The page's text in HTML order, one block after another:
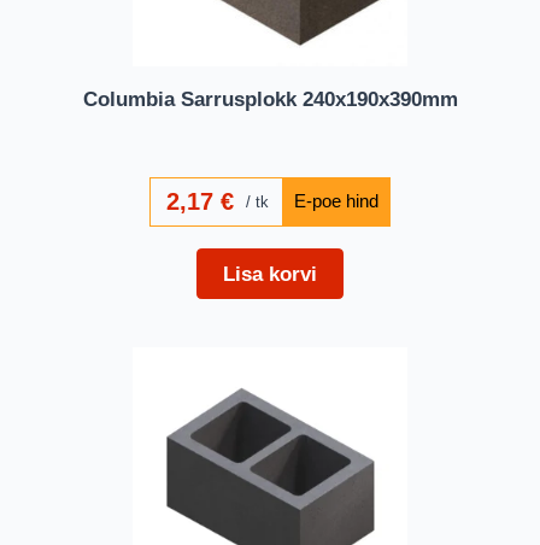
Columbia Sarrusplokk 240x190x390mm
2,17€ tk
Lisa korvi